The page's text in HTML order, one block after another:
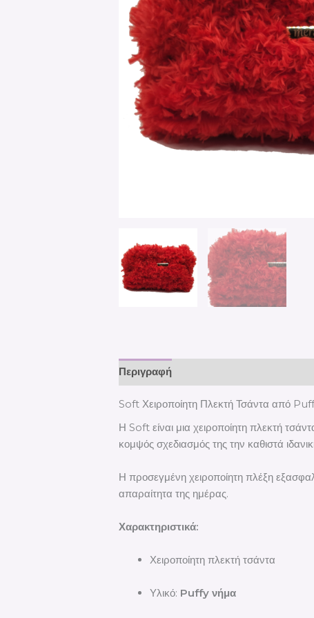
Περιγραφή
Soft Χειροποίητη Πλεκτή Τσάντα από
Η Soft είναι μια χειροποίητη πλεκτή
κομψός σχεδιασμός της την καθιστά
Η προσεγμένη χειροποίητη πλέξη
απαραίτητα της ημέρας.
Χαρακτηριστικά:
Χειροποίητη πλεκτή τσάντα
Υλικό: Puffy νήμα